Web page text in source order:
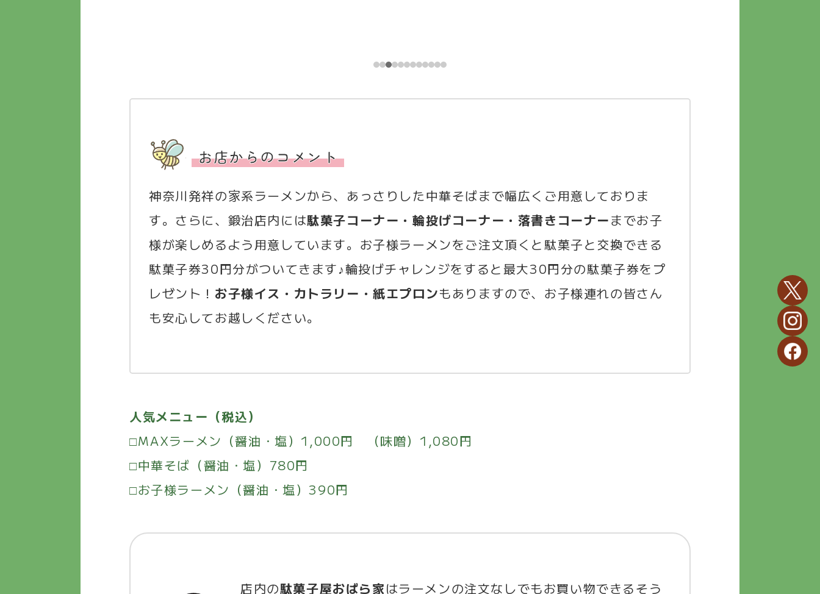
お店からのコメント
神奈川発祥の家系ラーメンから、あっさりした中華そばまで幅広くご用意しておりま
す。さらに、鍛治店内には駄菓子コーナー・輪投げコーナー・落書きコーナーまでお子
様が楽しめるよう用意しています。お子様ラーメンをご注文頂くと駄菓子と交換できる
駄菓子券30円分がついてきます♪輪投げチャレンジをすると最大30円分の駄菓子券をプ
レゼント！ お子様イス・カトラリー・紙エプロンもありますので、お子様連れの皆さん
も安心してお越しください。
人気メニュー（税込）
□MAXラーメン（醤油・塩）1,000円 （味噌）1,080円
□中華そば（醤油・塩）780円
□お子様ラーメン（醤油・塩）390円
店内の駄菓子屋おばら家はラーメンの注文なしでもお買い物できるそう